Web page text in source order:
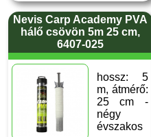
Nevis Carp Academy PVA
hálő csövön 5m 25 cm,
6407-025
hossz: 5
m, átmérő:
25 cm -
négy
évszakos